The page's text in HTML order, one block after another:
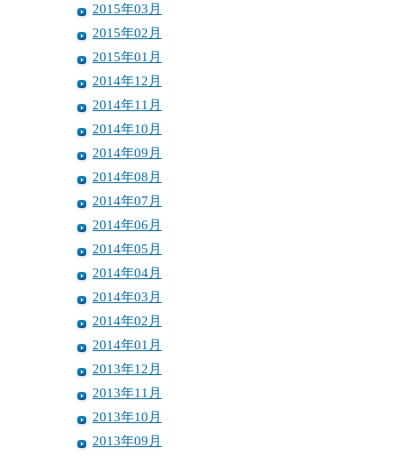
2015年03月
2015年02月
2015年01月
2014年12月
2014年11月
2014年10月
2014年09月
2014年08月
2014年07月
2014年06月
2014年05月
2014年04月
2014年03月
2014年02月
2014年01月
2013年12月
2013年11月
2013年10月
2013年09月